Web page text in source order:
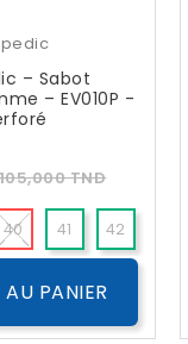
– Sabot
– EV010P -
Prix
105,000 TNDPrix
40 41 42
PANIER